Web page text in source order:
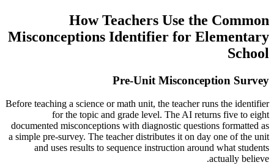
How Teachers Use the Common
Misconceptions Identifier for Elementary
School
Pre-Unit Misconception Survey
Before teaching a science or math unit, the teacher runs the identifier
for the topic and grade level. The AI returns five to eight
documented misconceptions with diagnostic questions formatted as
a simple pre-survey. The teacher distributes it on day one of the unit
and uses results to sequence instruction around what students
actually believe.